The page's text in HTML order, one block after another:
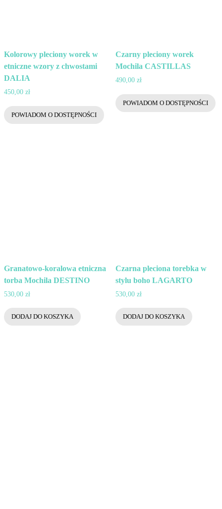
Kolorowy pleciony worek w
etniczne wzory z chwostami
DALIA
450,00 zł
POWIADOM O DOSTĘPNOŚCI
Czarny pleciony worek
Mochila CASTILLAS
490,00 zł
POWIADOM O DOSTĘPNOŚCI
Granatowo-koralowa etniczna
torba Mochila DESTINO
530,00 zł
DODAJ DO KOSZYKA
Czarna pleciona torebka w
stylu boho LAGARTO
530,00 zł
DODAJ DO KOSZYKA